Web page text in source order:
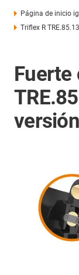
Página de inicio
Triflex R
Fuerte